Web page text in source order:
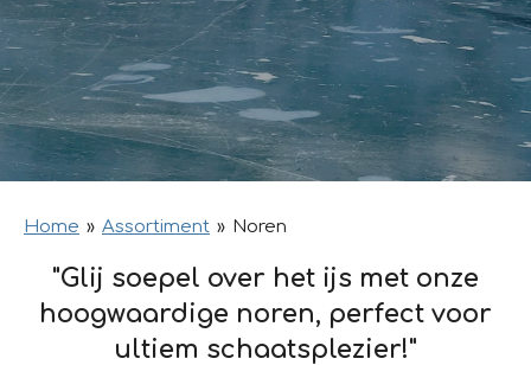
Home » Assortiment » Noren
"Glij soepel over het ijs met onze
hoogwaardige noren, perfect voor
ultiem schaatsplezier!"